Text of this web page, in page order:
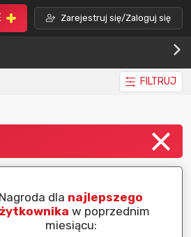
Zarejestruj się/Zaloguj się
FILTRUJ
Nagroda dla najlepszego
w poprzednim
miesiącu: